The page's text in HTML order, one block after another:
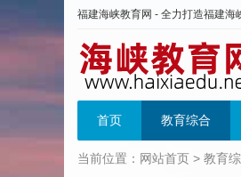
福建海峡教育网 - 全力打造福建海
首页 教育综合
当前位置： 网站首页 > 教育